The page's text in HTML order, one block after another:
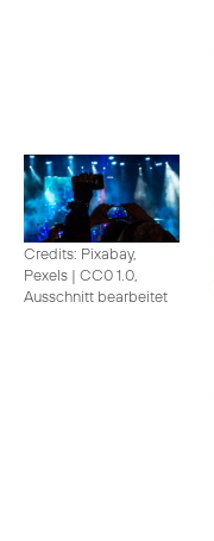
Credits: Pixabay,
Pexels | CC0 1.0,
Ausschnitt bearbeitet